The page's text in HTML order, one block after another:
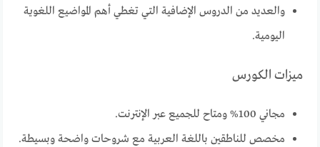
والعديد من الدروس الإضافية التي تغطي أهم المواضيع اللغوية
اليومية.
ميزات الكورس
مجاني 100% ومتاح للجميع عبر الإنترنت.
مخصص للناطقين باللغة العربية مع شروحات واضحة وبسيطة.